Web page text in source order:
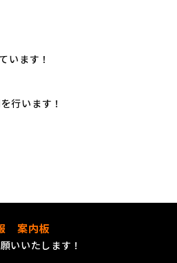
います！
行います！
案内板
いいたします！